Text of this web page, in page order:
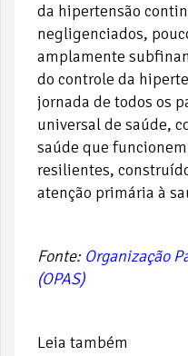
da hipertensão
negligenciados,
amplamente
do controle da
jornada de todos os
universal de saúde,
saúde que
resilientes,
atenção primária à
Fonte: Organização
(OPAS)
Leia também